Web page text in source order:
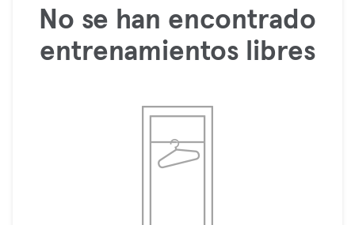
No se han encontrado
entrenamientos libres